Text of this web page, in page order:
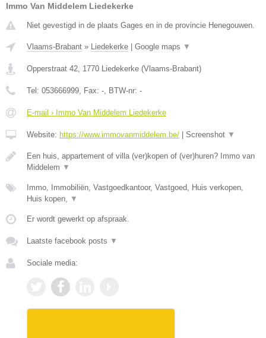
Immo Van Middelem Liedekerke
Niet gevestigd in de plaats Gages en in de provincie Henegouwen.
Vlaams-Brabant » Liedekerke Google maps ▼
Opperstraat 42 1770 Liedekerke (Vlaams-Brabant)
Tel: 053666999 , Fax: - , BTW-nr: -
E-mail › Immo Van Middelem Liedekerke
Website: https://www.immovanmiddelem.be/ Screenshot ▼
Een huis, appartement of villa (ver)kopen of (ver)huren? Immo van
Middelem ▼
Immo, Immobiliën, Vastgoedkantoor, Vastgoed, Huis verkopen,
Huis kopen,
▼
Er wordt gewerkt op afspraak.
Laatste facebook posts ▼
Sociale media: